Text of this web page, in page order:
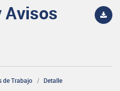
Avisos
de Trabajo Detalle